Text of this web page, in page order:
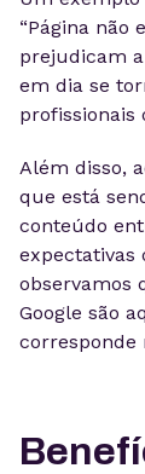
“Página não
prejudicam
em dia se
profissionais
Além disso,
que está
conteúdo
expectativas
observamos
Google são
corresponde